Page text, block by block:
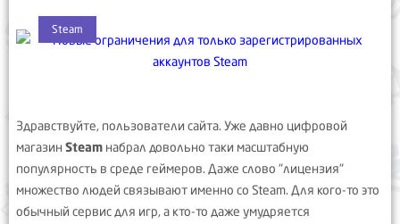
Steam
Здравствуйте, пользователи сайта. Уже давно цифровой
магазин Steam набрал довольно таки масштабную
популярность в среде геймеров. Даже слово "лицензия"
множество людей связывают именно со Steam. Для кого-то это
обычный сервис для игр, а кто-то даже умудряется